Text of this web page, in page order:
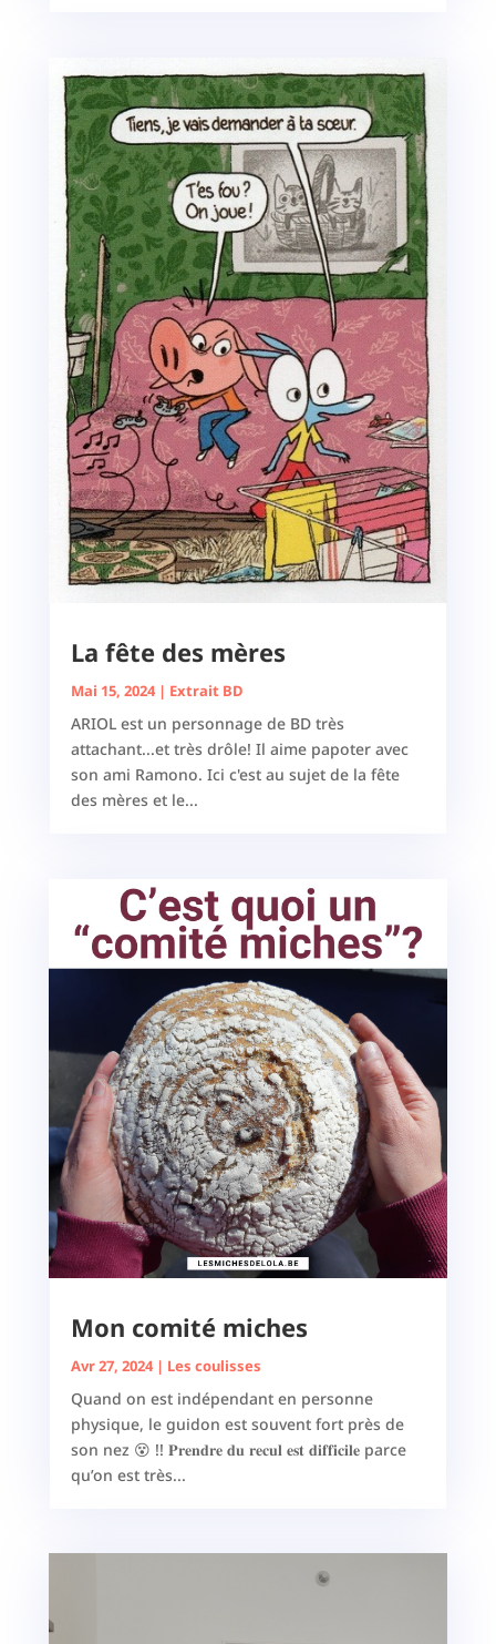
La fête des mères
Mai 15, 2024| Extrait BD
ARIOL est un personnage de BD très
attachant...et très drôle! Il aime papoter avec
son ami Ramono. Ici c'est au sujet de la fête
des mères et le...
Mon comité miches
Avr 27, 2024| Les coulisses
Quand on est indépendant en personne
physique, le guidon est souvent fort près de
son nez 😵 !! 𝐏𝐫𝐞𝐧𝐝𝐫𝐞 𝐝𝐮 𝐫𝐞𝐜𝐮𝐥 𝐞𝐬𝐭 𝐝𝐢𝐟𝐟𝐢𝐜𝐢𝐥𝐞 parce
qu’on est très...